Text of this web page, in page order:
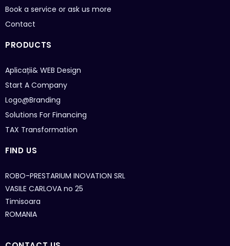
Book a service or ask us more
Contact
PRODUCTS
Aplicații& WEB Design
Start A Company
Logo@Branding
Solutions For Financing
TAX Transformation
FIND US
ROBO-PRESTARIUM INOVATION SRL
VASILE CARLOVA no 25
Timisoara
ROMANIA